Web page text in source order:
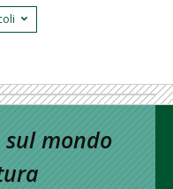
mondo